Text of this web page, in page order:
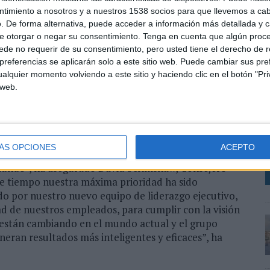
a nosotros y a nuestros 1538 socios para que llevemos a
De forma alternativa, puede acceder a información más detallada y
otorgar o negar su consentimiento. Tenga en cuenta que algún
no requerir de su consentimiento, pero usted tiene el derecho de
se aplicarán solo a este sitio web. Puede cambiar sus
momento volviendo a este sitio y haciendo clic en el botón
OPCIONES ACEPTO
de servicios relacionados con el asesoramiento
ampliar las capacidades y servicios integrados
se han sumado a la cartera de clientes
Cloudera o Klarna, este último con
nombramiento de Heather Kernahan como
el cargo, quien ha pasado a formar parte del Grupo
y adquisiciones.
en estos últimos 12 meses donde hemos
ha asegurado David Scrimshaw, Consejero
tiempo nuestra máxima prioridad ha sido
por nuestro nuevo equipo de liderazgo ejecutivo,
de nuestros empleados, para cumplir con la visión
cambiando en el mundo actual y el grupo
resultados más inteligentes y eficaces”, ha